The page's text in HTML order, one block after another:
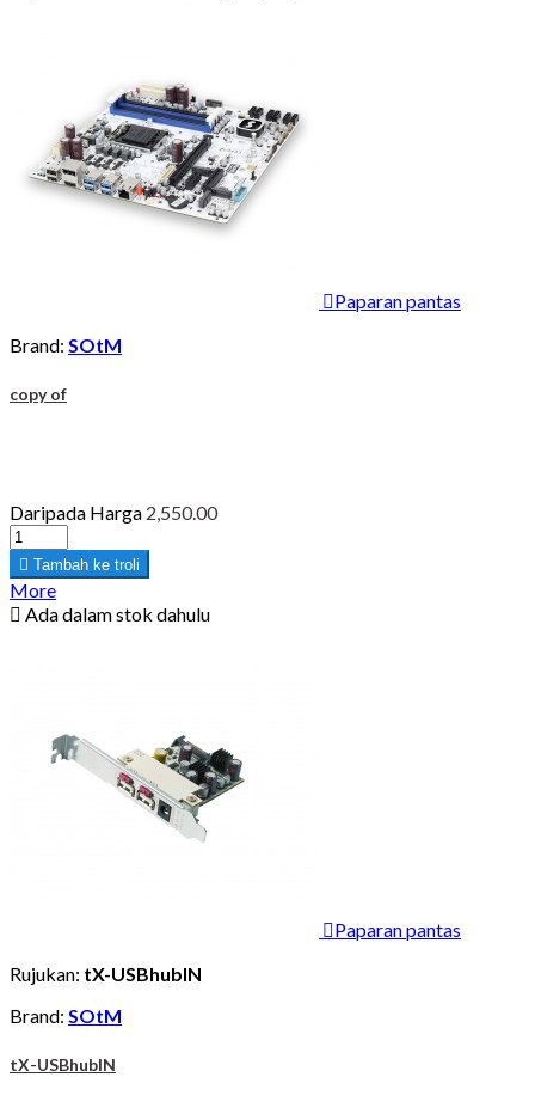
Paparan pantas
Brand: SOtM
copy of
Daripada Harga 2,550.00
 Tambah ke troli
More
 Ada dalam stok dahulu
Paparan pantas
Rujukan: tX-USBhubIN
Brand: SOtM
tX-USBhubIN